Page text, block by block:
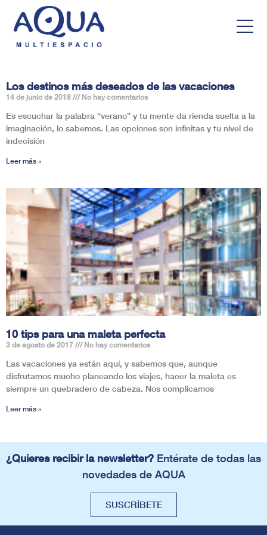
Los destinos más deseados de las vacaciones
14 de junio de 2018 No hay comentarios
Es escuchar la palabra “verano” y tu mente da rienda suelta a la
imaginación, lo sabemos. Las opciones son infinitas y tu nivel de
indecisión
Leer más »
10 tips para una maleta perfecta
3 de agosto de 2017 No hay comentarios
Las vacaciones ya están aquí, y sabemos que, aunque
disfrutamos mucho planeando los viajes, hacer la maleta es
siempre un quebradero de cabeza. Nos complicamos
Leer más »
¿Quieres recibir la newsletter? Entérate de todas las
novedades de AQUA
SUSCRÍBETE